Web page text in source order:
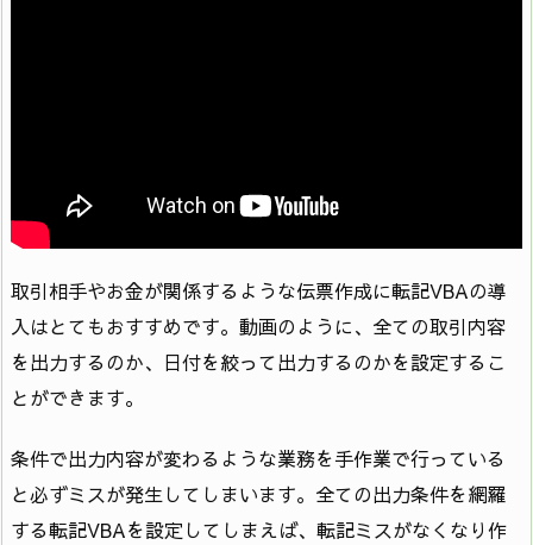
取引相手やお金が関係するような伝票作成に転記VBAの導
入はとてもおすすめです。動画のように、全ての取引内容
を出力するのか、日付を絞って出力するのかを設定するこ
とができます。
条件で出力内容が変わるような業務を手作業で行っている
と必ずミスが発生してしまいます。全ての出力条件を網羅
する転記VBAを設定してしまえば、転記ミスがなくなり作